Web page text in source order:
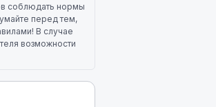
соблюдать нормы
перед тем,
В случае
возможности